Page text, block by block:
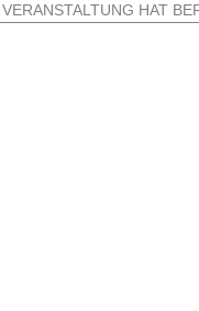
HAT